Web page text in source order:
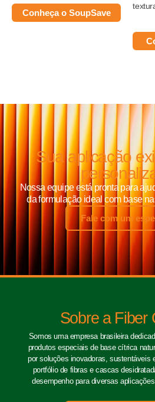
Conheça o SoupSave
Sua aplicação
Nossa equipe está pronta para
da formulação ideal com base
Fale com um
Sobre a Fiber
Somos uma empresa brasileira
produtos especiais de base cítrica
por soluções inovadoras, sustentáveis
portfólio de fibras e cascas
desempenho para diversas